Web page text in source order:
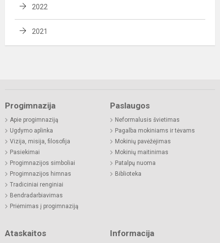
2022
2021
Progimnazija
Apie progimnaziją
Ugdymo aplinka
Vizija, misija, filosofija
Pasiekimai
Progimnazijos simboliai
Progimnazijos himnas
Tradiciniai renginiai
Bendradarbiavimas
Priėmimas į progimnaziją
Paslaugos
Neformalusis švietimas
Pagalba mokiniams ir tėvams
Mokinių pavėžėjimas
Mokinių maitinimas
Patalpų nuoma
Biblioteka
Ataskaitos Informacija